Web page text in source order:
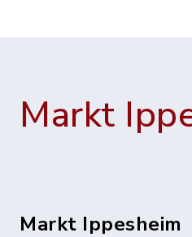
Markt
Markt Ippesheim